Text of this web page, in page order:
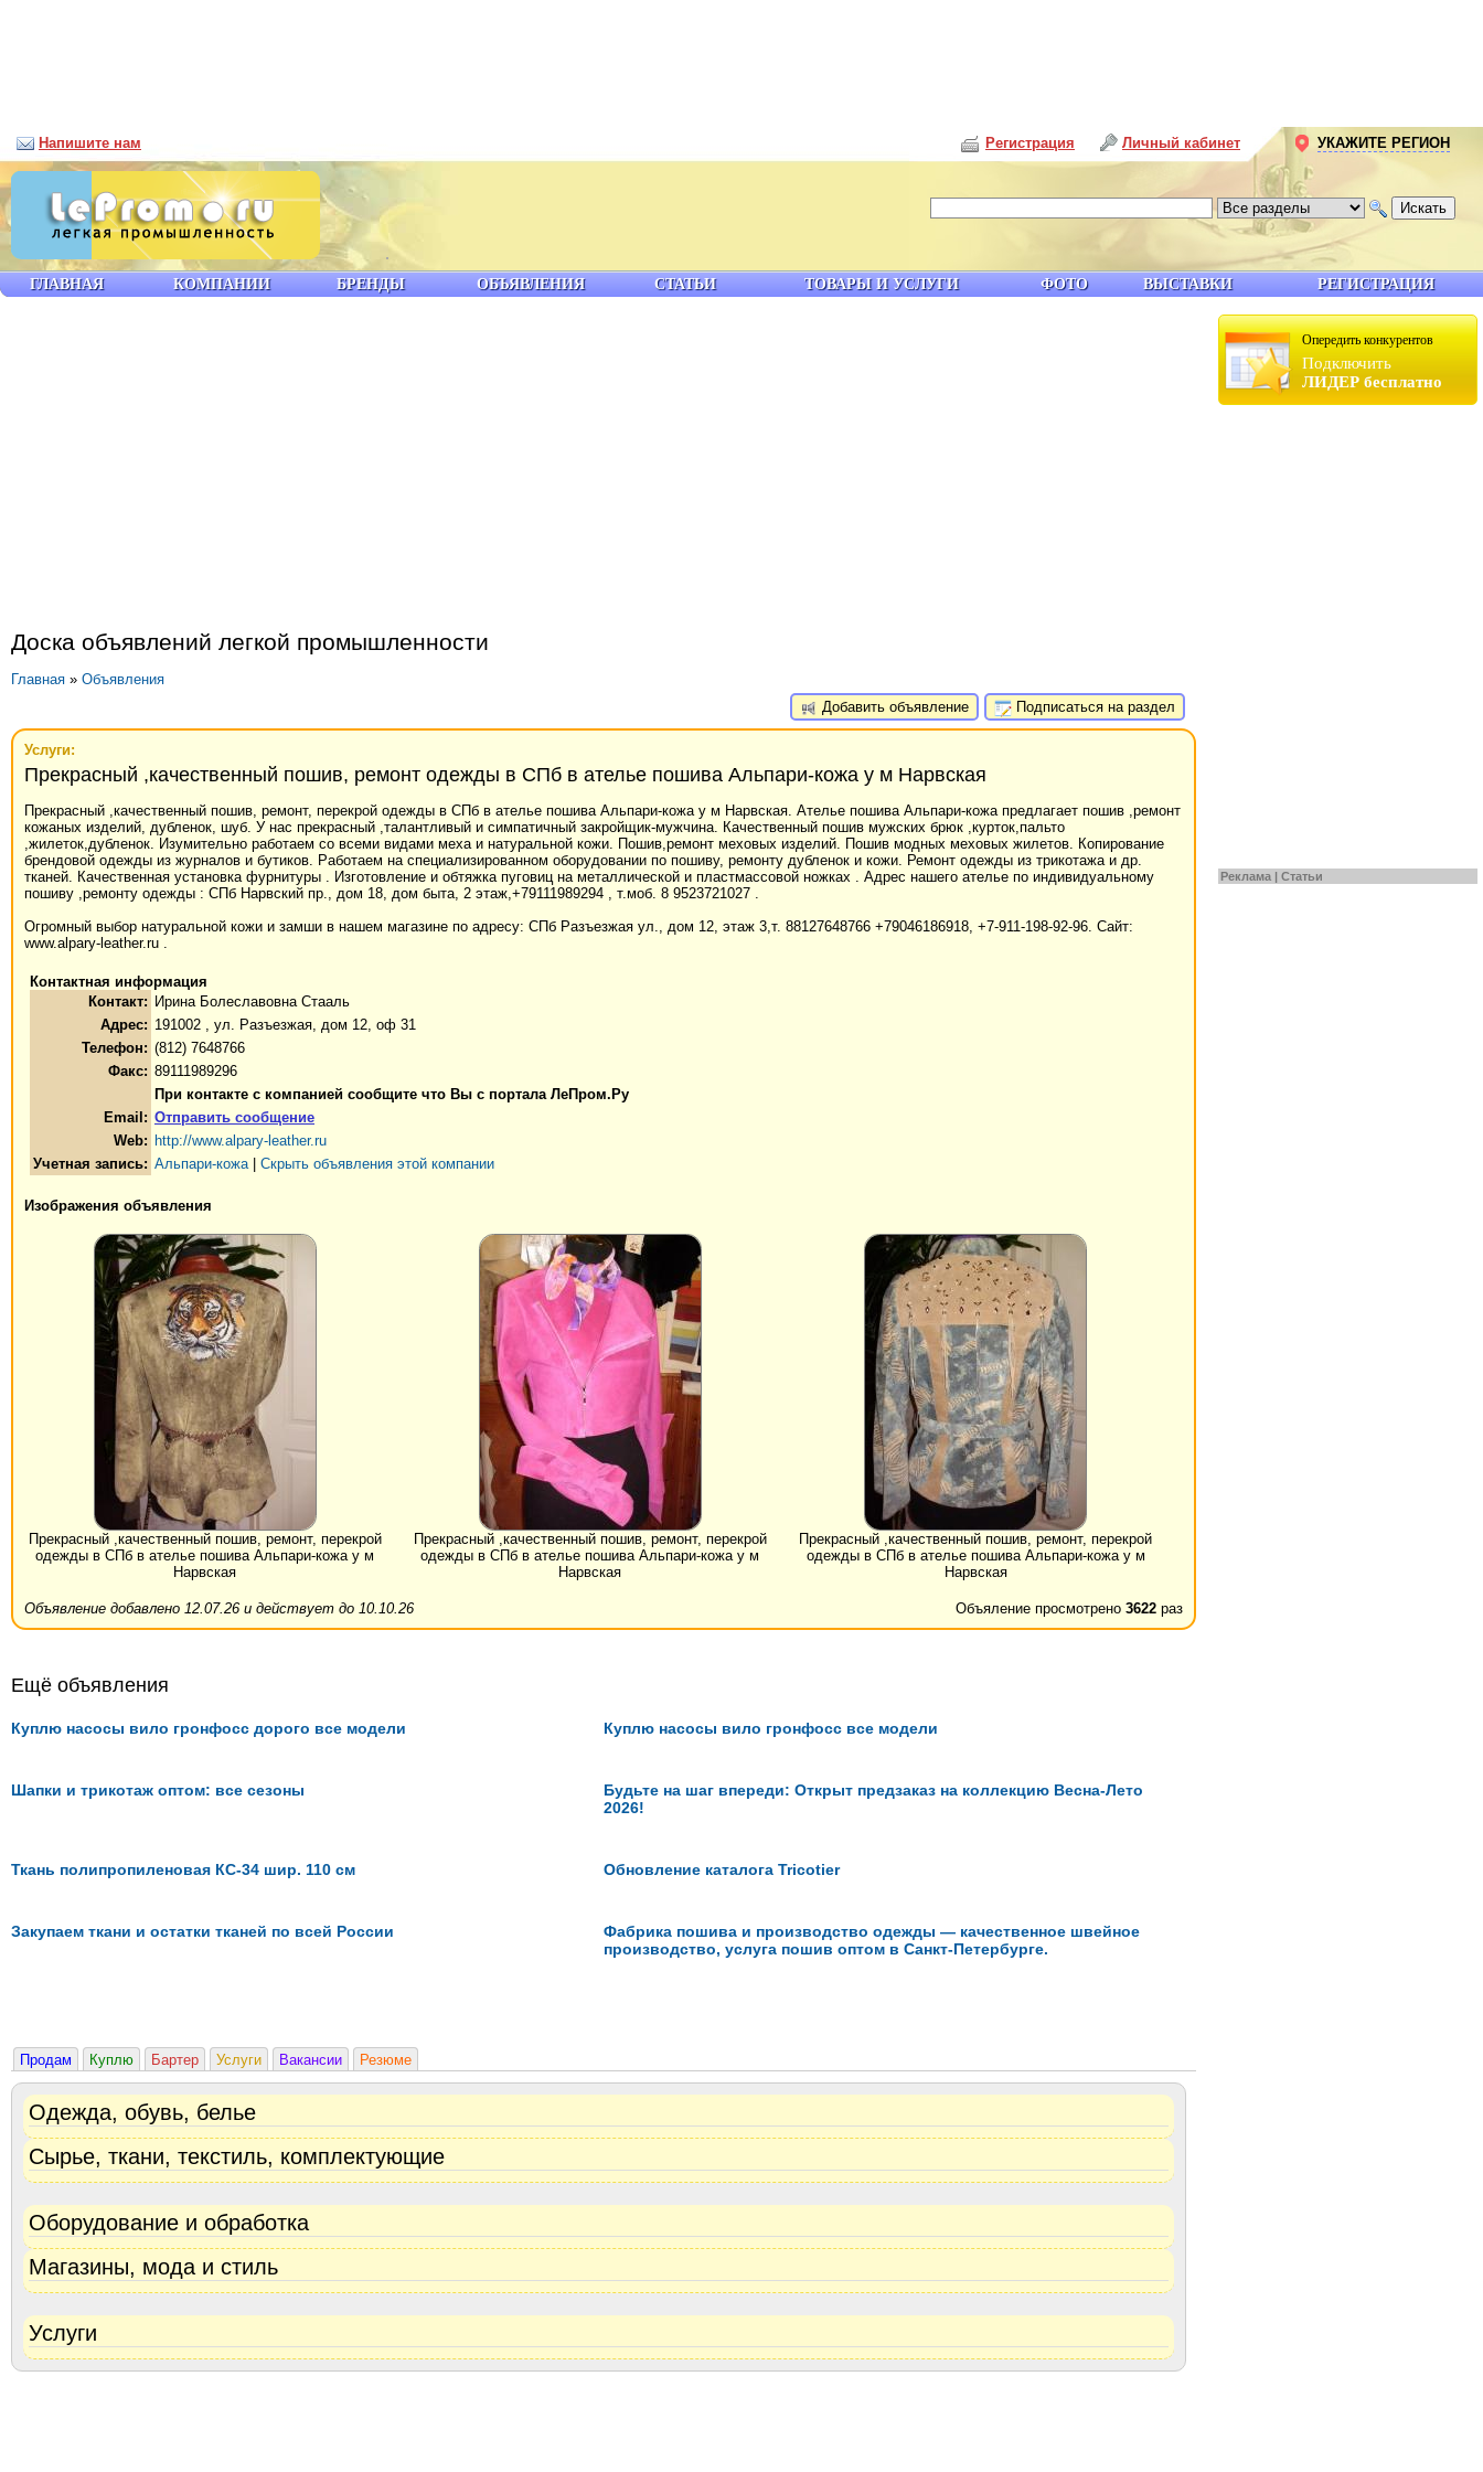
Опередить конкурентов
Подключить
ЛИДЕР бесплатно
Реклама | Статьи
Доска объявлений легкой промышленности
Главная » Объявления
Добавить объявление
Подписаться на раздел
Услуги:
Прекрасный ,качественный пошив, ремонт одежды в СПб в ателье пошива Альпари-кожа у м Нарвская
Прекрасный ,качественный пошив, ремонт, перекрой одежды в СПб в ателье пошива Альпари-кожа у м Нарвская. Ателье пошива Альпари-кожа предлагает пошив ,ремонт
кожаных изделий, дубленок, шуб. У нас прекрасный ,талантливый и симпатичный закройщик-мужчина. Качественный пошив мужских брюк ,курток,пальто
,жилеток,дубленок. Изумительно работаем со всеми видами меха и натуральной кожи. Пошив,ремонт меховых изделий. Пошив модных меховых жилетов. Копирование
брендовой одежды из журналов и бутиков. Работаем на специализированном оборудовании по пошиву, ремонту дубленок и кожи. Ремонт одежды из трикотажа и др.
тканей. Качественная установка фурнитуры . Изготовление и обтяжка пуговиц на металлической и пластмассовой ножках . Адрес нашего ателье по индивидуальному
пошиву ,ремонту одежды : СПб Нарвский пр., дом 18, дом быта, 2 этаж,+79111989294 , т.моб. 8 9523721027 .
Огромный выбор натуральной кожи и замши в нашем магазине по адресу: СПб Разъезжая ул., дом 12, этаж 3,т. 88127648766 +79046186918, +7-911-198-92-96. Сайт:
www.alpary-leather.ru .
Контактная информация
Контакт: Ирина Болеславовна Стааль
Адрес: 191002 , ул. Разъезжая, дом 12, оф 31
Телефон: (812) 7648766
Факс: 89111989296
При контакте с компанией сообщите что Вы с портала ЛеПром.Ру
Email: Отправить сообщение
Web: http://www.alpary-leather.ru
Учетная запись: Альпари-кожа| Скрыть объявления этой компании
Изображения объявления
Прекрасный ,качественный пошив, ремонт, перекрой
одежды в СПб в ателье пошива Альпари-кожа у м
Нарвская
Прекрасный ,качественный пошив, ремонт, перекрой
одежды в СПб в ателье пошива Альпари-кожа у м
Нарвская
Прекрасный ,качественный пошив, ремонт, перекрой
одежды в СПб в ателье пошива Альпари-кожа у м
Нарвская
Объяление просмотрено 3622 раз
Объявление добавлено 12.07.26 и действует до 10.10.26
Ещё объявления
Куплю насосы вило гронфосс дорого все модели Куплю насосы вило гронфосс все модели
Шапки и трикотаж оптом: все сезоны
Будьте на шаг впереди: Открыт предзаказ на коллекцию Весна-Лето
2026!
Ткань полипропиленовая КС-34 шир. 110 см Обновление каталога Tricotier
Закупаем ткани и остатки тканей по всей России
Фабрика пошива и производство одежды — качественное швейное
производство, услуга пошив оптом в Санкт-Петербурге.
Продам Куплю Бартер Услуги Вакансии Резюме
Одежда, обувь, белье
Сырье, ткани, текстиль, комплектующие
Оборудование и обработка
Магазины, мода и стиль
Услуги
ГЛАВНАЯ КОМПАНИИ БРЕНДЫ ОБЪЯВЛЕНИЯ СТАТЬИ ТОВАРЫ И УСЛУГИ ФОТО ВЫСТАВКИ РЕГИСТРАЦИЯ
Напишите нам Личный кабинет
Регистрация УКАЖИТЕ РЕГИОН